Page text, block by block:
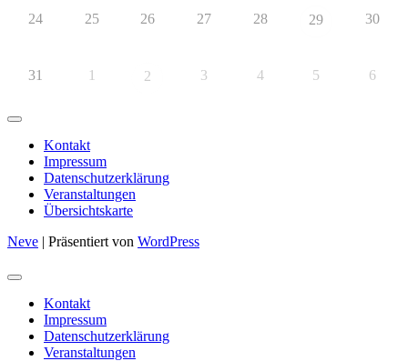
24 25 26 27 28 29 30
31 1 2 3 4 5 6
Kontakt
Impressum
Datenschutzerklärung
Veranstaltungen
Übersichtskarte
Neve | Präsentiert von WordPress
Kontakt
Impressum
Datenschutzerklärung
Veranstaltungen